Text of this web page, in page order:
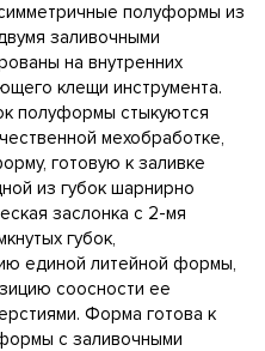
полуформы из
заливочными
на внутренних
клещи инструмента.
полуформы стыкуются
мехобработке,
готовую к заливке
из губок шарнирно
заслонка с 2-мя
губок,
единой литейной формы,
соосности ее
Форма готова к
с заливочными